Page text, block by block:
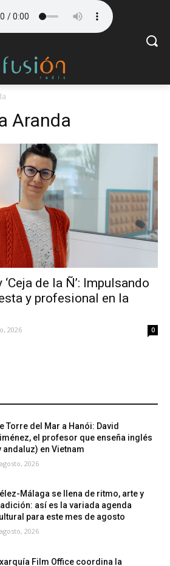
Aranda
de la Ñ’: Impulsando
y profesional en la
2026 0
Torre del Mar a Hanói: David
el profesor que enseña inglés
andaluz) en Vietnam
2026
Málaga se llena de ritmo, arte y
así es la variada agenda
para este mes de agosto
2026
Film Office coordina la